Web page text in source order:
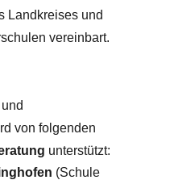
Landkreises und
vereinbart.
von folgenden
unterstützt:
(Schule